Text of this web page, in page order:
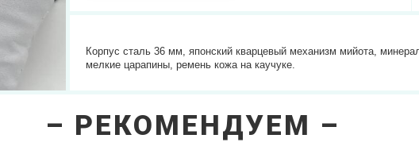
Корпус сталь 36 мм, японский кварцевый механизм мийота,
мелкие царапины, ремень кожа на каучуке.
РЕКОМЕНДУЕМ